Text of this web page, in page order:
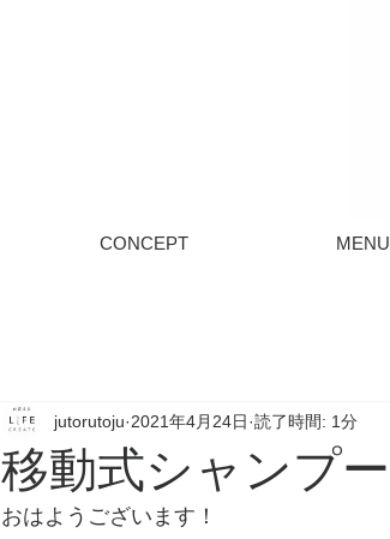
CONCEPT MENU
移動式シャンプー
jutorutoju 2021年4月24日 読了時間: 1分
おはようございます！